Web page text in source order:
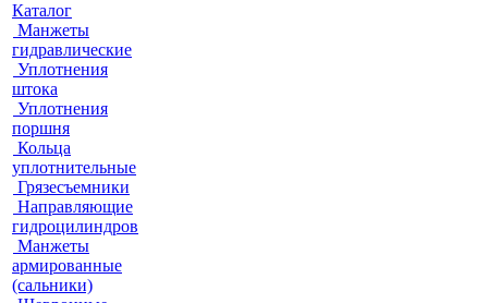
Каталог
Манжеты
гидравлические
Уплотнения
штока
Уплотнения
поршня
Кольца
уплотнительные
Грязесъемники
Направляющие
гидроцилиндров
Манжеты
армированные
(сальники)